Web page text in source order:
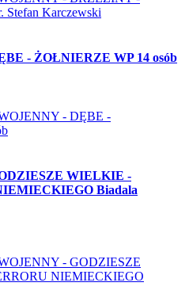
Stefan Karczewski
- ŻOŁNIERZE WP 14 osób
- DĘBE -
WIELKIE -
Biadala
- GODZIESZE
NIEMIECKIEGO